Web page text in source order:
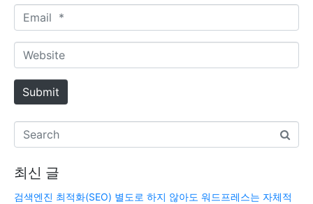
m
*
m
a
l
W
e
b
s
e
Submit
최신 글
검색엔진 최적화(SEO) 별도로 하지 않아도 워드프레스는 자체적